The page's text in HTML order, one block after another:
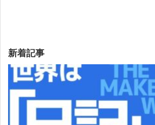
新着記事